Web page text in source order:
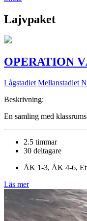
Lajvpaket
OPERATION
Lågstadiet Mellanstadiet
Beskrivning:
En samling med
2.5 timmar
30 deltagare
ÅK 1-3, ÅK 4-6,
Läs mer